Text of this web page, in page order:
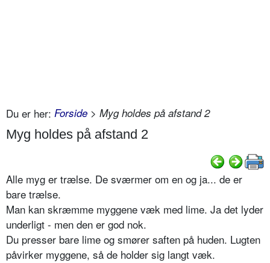
Du er her: Forside > Myg holdes på afstand 2
Myg holdes på afstand 2
Alle myg er trælse. De sværmer om en og ja... de er
bare trælse.
Man kan skræmme myggene væk med lime. Ja det lyder
underligt - men den er god nok.
Du presser bare lime og smører saften på huden. Lugten
påvirker myggene, så de holder sig langt væk.